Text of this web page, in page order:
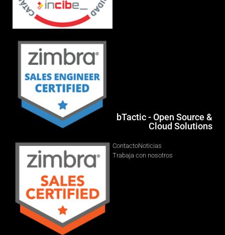
bTactic - Open Source &
Cloud Solutions
ContactoNoticias
Trabaja con nosotros